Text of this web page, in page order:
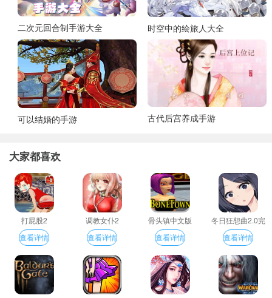
二次元回合制手游大全 时空中的绘旅人大全
可以结婚的手游 古代后宫养成手游
大家都喜欢
打屁股2
查看详情
调教女仆2
查看详情
骨头镇中文版
查看详情
冬日狂想曲2.0完
整汉化版
查看详情